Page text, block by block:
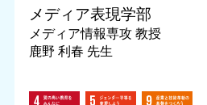
メディア表現学部
メディア情報専攻 教授
鹿野 利春 先生